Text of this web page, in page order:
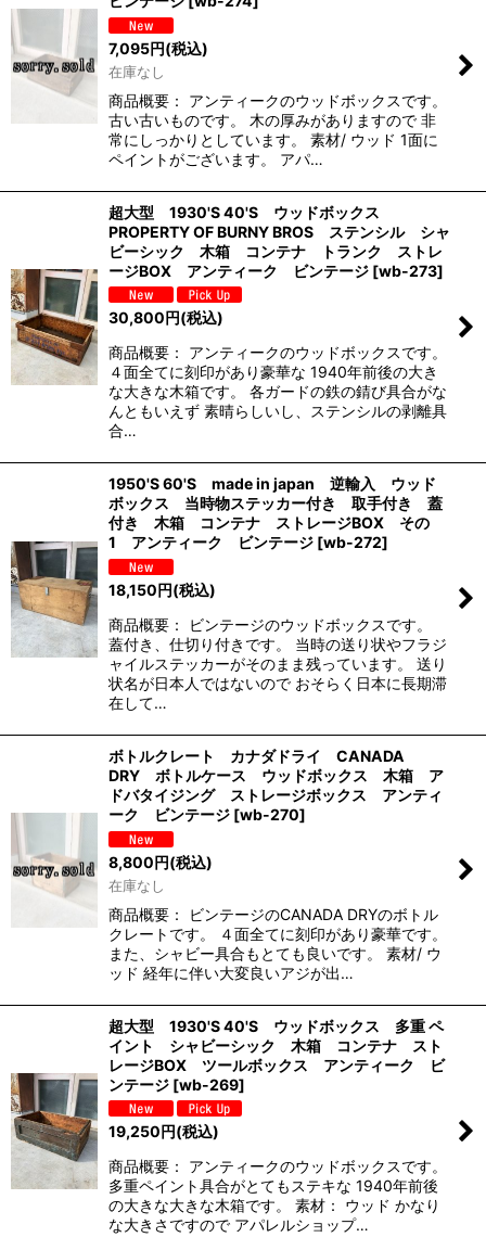
7,095円(税込)
在庫なし
商品概要： アンティークのウッドボックスです。
古い古いものです。 木の厚みがありますので 非
常にしっかりとしています。 素材/ ウッド 1面に
ペイントがございます。 アパ…
超大型 1930'S 40'S ウッドボックス
PROPERTY OF BURNY BROS ステンシル シャ
ビーシック 木箱 コンテナ トランク ストレ
ージBOX アンティーク ビンテージ [wb-273]
30,800 円(税込)
商品概要： アンティークのウッドボックスです。
４面全てに刻印があり豪華な 1940年前後の大き
な大きな木箱です。 各ガードの鉄の錆び具合がな
んともいえず 素晴らしいし、ステンシルの剥離具
合…
1950'S 60'S made in japan 逆輸入 ウッド
ボックス 当時物ステッカー付き 取手付き 蓋
付き 木箱 コンテナ ストレージBOX その
1 アンティーク ビンテージ [wb-272]
18,150円(税込)
商品概要： ビンテージのウッドボックスです。
蓋付き、仕切り付きです。 当時の送り状やフラジ
ャイルステッカーがそのまま残っています。 送り
状名が日本人ではないので おそらく日本に長期滞
在して…
ボトルクレート カナダドライ CANADA
DRY ボトルケース ウッドボックス 木箱 ア
ドバタイジング ストレージボックス アンティ
ーク ビンテージ [wb-270]
8,800円(税込)
在庫なし
商品概要： ビンテージのCANADA DRYのボトル
クレートです。 ４面全てに刻印があり豪華です。
また、シャビー具合もとても良いです。 素材/ ウ
ッド 経年に伴い大変良いアジが出…
超大型 1930'S 40'S ウッドボックス 多重 ペ
イント シャビーシック 木箱 コンテナ スト
レージBOX ツールボックス アンティーク ビ
ンテージ [wb-269]
19,250 円(税込)
商品概要： アンティークのウッドボックスです。
多重ペイント具合がとてもステキな 1940年前後
の大きな大きな木箱です。 素材： ウッド かなり
な大きさですので アパレルショップ…